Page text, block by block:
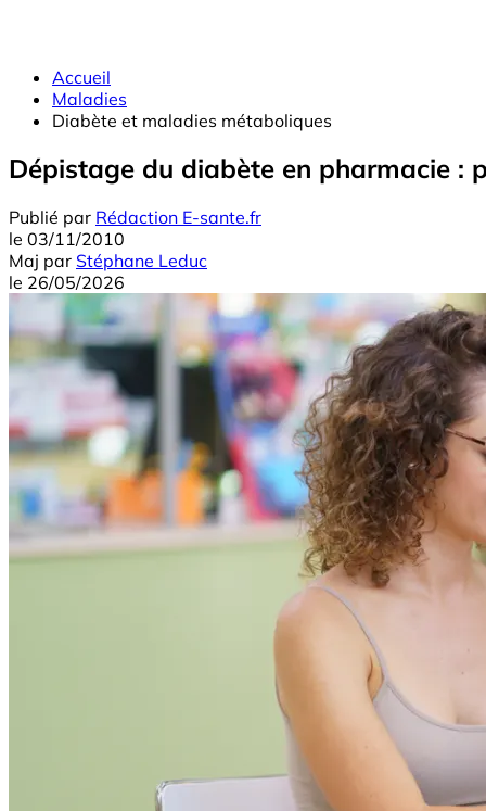
Accueil
Maladies
Diabète et maladies métaboliques
Dépistage du diabète en pharmacie :
Publié par Rédaction E-sante.fr
le 03/11/2010
Maj par Stéphane Leduc
le 26/05/2026